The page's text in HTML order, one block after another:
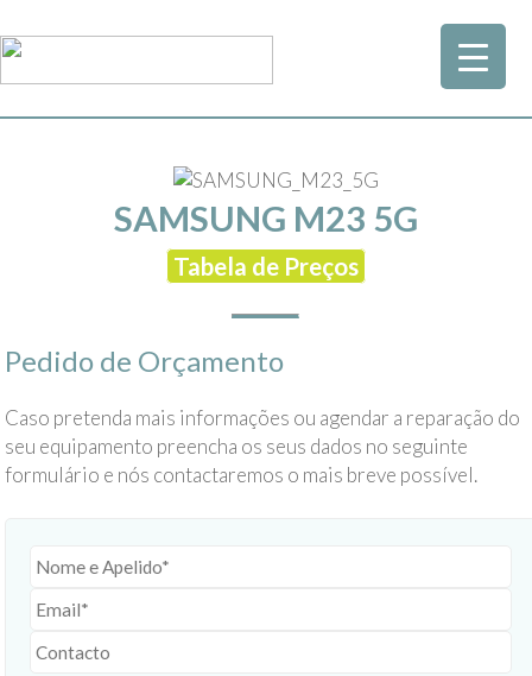
SAMSUNG M23 5G
Tabela de Preços
Pedido de Orçamento
Caso pretenda mais informações ou agendar a reparação do
seu equipamento preencha os seus dados no seguinte
formulário e nós contactaremos o mais breve possível.